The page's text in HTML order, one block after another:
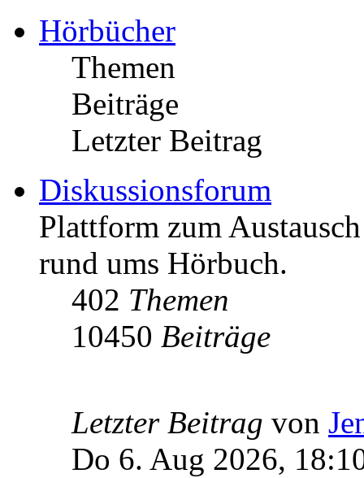
Hörbücher
Themen
Beiträge
Letzter Beitrag
Diskussionsforum
Plattform zum
rund ums Hörbuch.
402 Themen
10450 Beiträge
Letzter Beitrag von
Do 6. Aug 2026,